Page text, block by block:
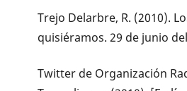
Trejo Delarbre, R. (2010).
quisiéramos. 29 de junio
Twitter de Organización